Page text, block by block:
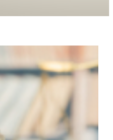
droits et assurer votre